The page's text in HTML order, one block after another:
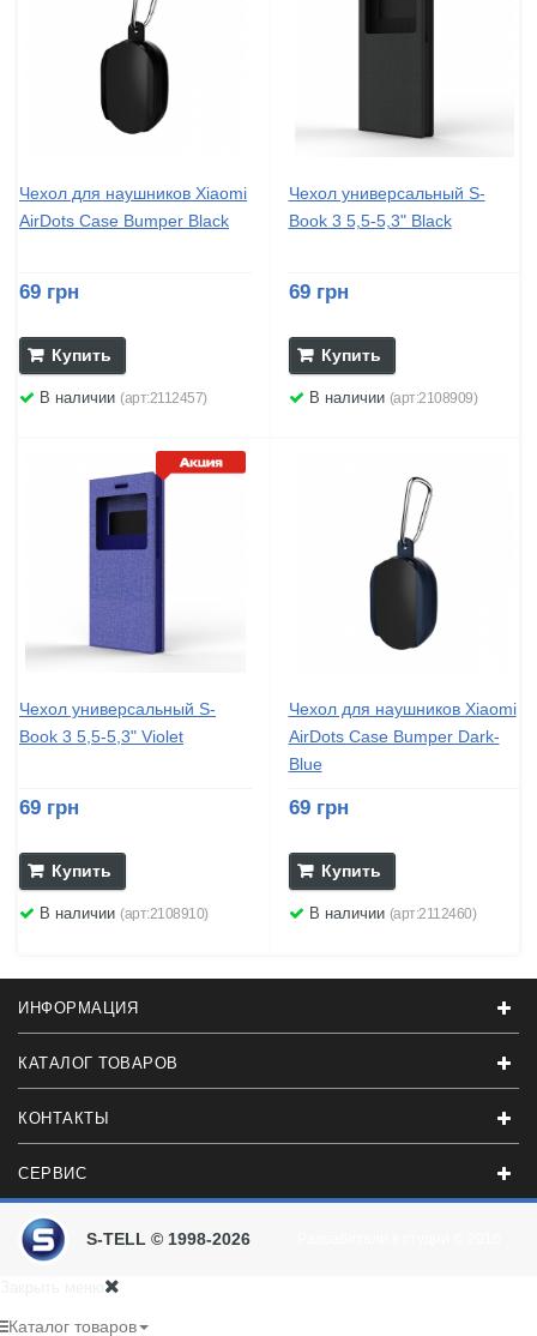
Чехол для наушников Xiaomi
AirDots Case Bumper Black
69 грн
Купить
В наличии (арт:2112457)
Чехол универсальный S-
Book 3 5,5-5,3" Black
69 грн
Купить
В наличии (арт:2108909)
Чехол универсальный S-
Book 3 5,5-5,3" Violet
69 грн
Купить
В наличии (арт:2108910)
Чехол для наушников Xiaomi
AirDots Case Bumper Dark-
Blue
69 грн
Купить
В наличии (арт:2112460)
ИНФОРМАЦИЯ
КАТАЛОГ ТОВАРОВ
КОНТАКТЫ
СЕРВИС
S-TELL © 1998-2026
Каталог товаров